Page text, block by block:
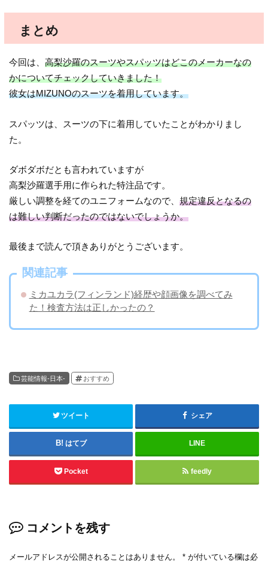
まとめ
今回は、高梨沙羅のスーツやスパッツはどこのメーカーなの
かについてチェックしていきました！
彼女はMIZUNOのスーツを着用しています。
スパッツは、スーツの下に着用していたことがわかりまし
た。
ダボダボだとも言われていますが
高梨沙羅選手用に作られた特注品です。
厳しい調整を経てのユニフォームなので、規定違反となるの
は難しい判断だったのではないでしょうか。
最後まで読んで頂きありがとうございます。
関連記事
ミカユカラ(フィンランド)経歴や顔画像を調べてみ
た！検査方法は正しかったの？
芸能情報-日本- おすすめ
ツイート シェア
はてブ LINE
Pocket feedly
コメントを残す
メールアドレスが公開されることはありません。 * が付いている欄は必